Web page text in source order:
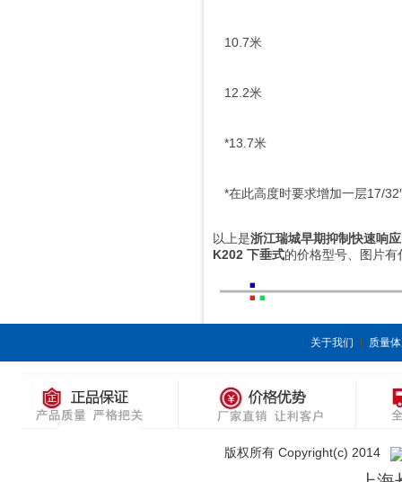
10.7米
12.2米
*13.7米
*在此高度时要求增加一层17/
以上是浙江瑞城早期抑制快速响
K202 下垂式的价格型号、图片
关于我们 质量
版权所有 Copyright(c) 2014